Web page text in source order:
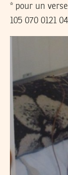
* pour un
105 070 0121